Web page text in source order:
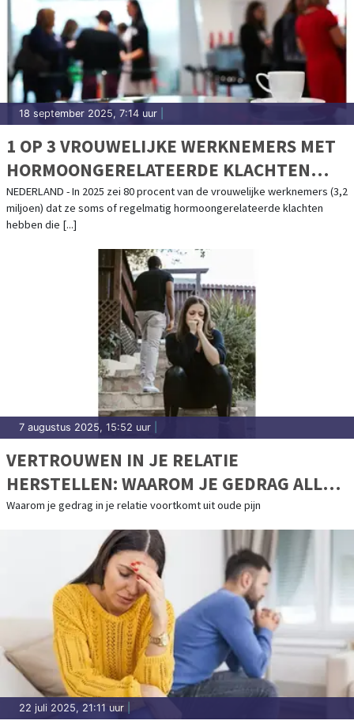
18 september 2025, 7:14 uur
1 OP 3 VROUWELIJKE WERKNEMERS MET
HORMOONGERELATEERDE KLACHTEN
VERBERGT DEZE
NEDERLAND - In 2025 zei 80 procent van de vrouwelijke werknemers (3,2
miljoen) dat ze soms of regelmatig hormoongerelateerde klachten
hebben die [...]
7 augustus 2025, 15:52 uur
VERTROUWEN IN JE RELATIE
HERSTELLEN: WAAROM JE GEDRAG ALLES
ZEGT OVER HOE JE JE VOELT
Waarom je gedrag in je relatie voortkomt uit oude pijn
22 juli 2025, 21:11 uur